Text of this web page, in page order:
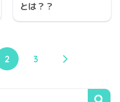
とは？？
2 3